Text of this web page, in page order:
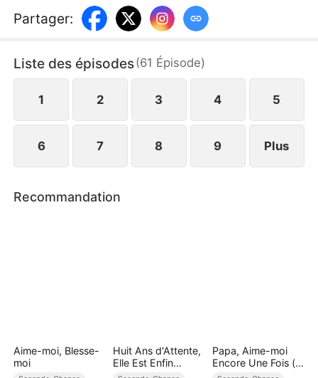
profondes et des trahisons inattendues. Quand les
fantômes du passé resurgissent et que les vérités
Ou sera-t-il à jamais détruit ?
Partager:
Liste des épisodes(61 Épisode)
1 2 3 4 5
6 7 8 9 Plus
Recommandation
Aime-moi, Blesse-
moi
Huit Ans d'Attente,
Elle Est Enfin
Mienne
Papa, Aime-moi
Encore Une Fois (
Doublé )